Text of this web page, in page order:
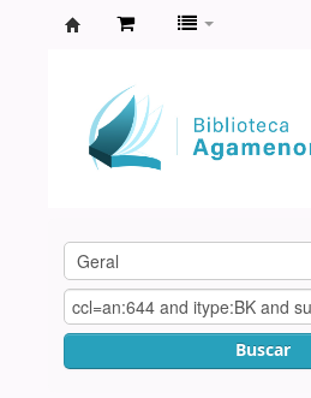
Agamenon
Magalhães
Buscar